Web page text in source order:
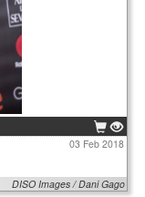
03 Feb 2018
DISO Images / Dani Gago